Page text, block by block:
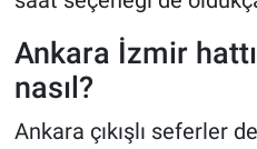
Ankara İzmir
nasıl?
Ankara çıkışlı seferler